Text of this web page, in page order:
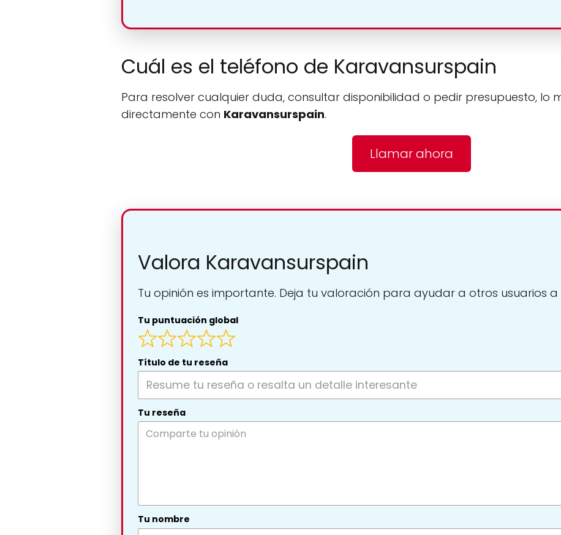
Cuál es el teléfono de Karavansurspain
Para resolver cualquier duda, consultar disponibilidad o pedir presupuesto, lo
directamente con Karavansurspain.
Llamar ahora
Valora Karavansurspain
Tu opinión es importante. Deja tu valoración para ayudar a otros usuarios a
Tu puntuación global
Título de tu reseña
Tu reseña
Tu nombre